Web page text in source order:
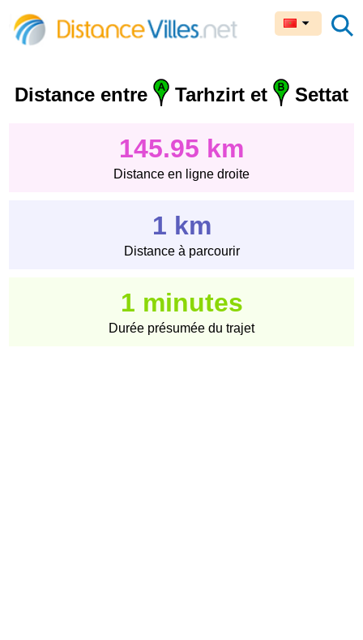
Distance entre Tarhzirt et Settat
145.95 km
Distance en ligne droite
1 km
Distance à parcourir
1 minutes
Durée présumée du trajet